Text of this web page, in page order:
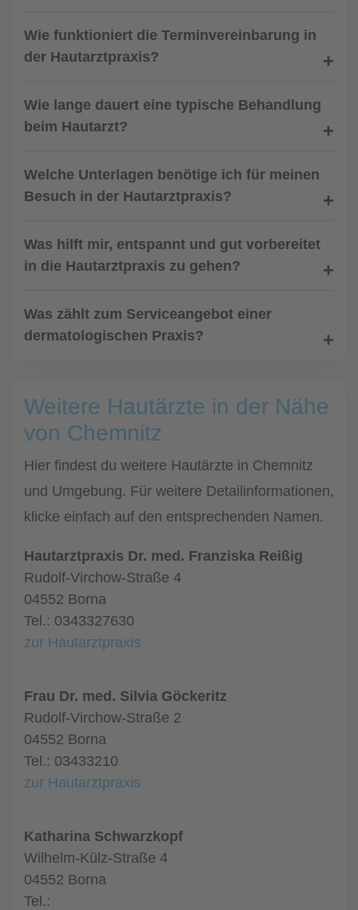
Wie funktioniert die Terminvereinbarung in
der Hautarztpraxis?
Wie lange dauert eine typische Behandlung
beim Hautarzt?
Welche Unterlagen benötige ich für meinen
Besuch in der Hautarztpraxis?
Was hilft mir, entspannt und gut vorbereitet
in die Hautarztpraxis zu gehen?
Was zählt zum Serviceangebot einer
dermatologischen Praxis?
Weitere Hautärzte in der Nähe
von Chemnitz
Hier findest du weitere Hautärzte in Chemnitz
und Umgebung. Für weitere Detailinformationen,
klicke einfach auf den entsprechenden Namen.
Hautarztpraxis Dr. med. Franziska Reißig
Rudolf-Virchow-Straße 4
04552 Borna
Tel.: 0343327630
zur Hautarztpraxis
Frau Dr. med. Silvia Göckeritz
Rudolf-Virchow-Straße 2
04552 Borna
Tel.: 03433210
zur Hautarztpraxis
Katharina Schwarzkopf
Wilhelm-Külz-Straße 4
04552 Borna
Tel.: